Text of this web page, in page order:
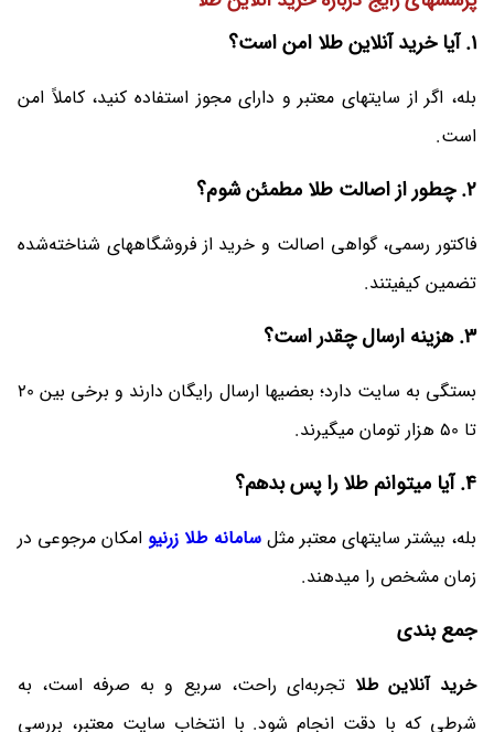
1. آیا خرید آنلاین طلا امن است؟
بله، اگر از سایتهای معتبر و دارای مجوز استفاده کنید، کاملاً امن
است.
2. چطور از اصالت طلا مطمئن شوم؟
فاکتور رسمی، گواهی اصالت و خرید از فروشگاههای شناخته‌شده
تضمین کیفیتند.
3. هزینه ارسال چقدر است؟
بستگی به سایت دارد؛ بعضیها ارسال رایگان دارند و برخی بین 20
تا 50 هزار تومان میگیرند.
4. آیا میتوانم طلا را پس بدهم؟
بله، بیشتر سایتهای معتبر مثلسامانه طلا زرنیو امکان مرجوعی در
زمان مشخص را میدهند.
جمع بندی
خرید آنلاین طلا تجربه‌ای راحت، سریع و به صرفه است، به
شرطی که با دقت انجام شود. با انتخاب سایت معتبر، بررسی